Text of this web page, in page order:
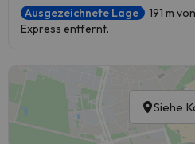
Ausgezeichnete Lage
191 m
Express entfernt.
Siehe